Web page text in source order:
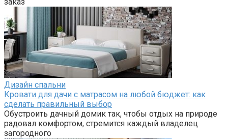
Дизайн спальни
Кровати для дачи с матрасом на любой бюджет: как
сделать правильный выбор
Обустроить дачный домик так, чтобы отдых на природе
радовал комфортом, стремится каждый владелец
загородного